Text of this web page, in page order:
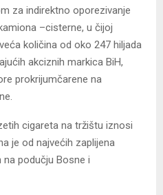
za indirektno oporezivanje
–cisterne, u čijoj
količina od oko 247 hiljada
akciznih markica BiH,
prokrijumčarene na
cigareta na tržištu iznosi
je od najvećih zaplijena
na podučju Bosne i